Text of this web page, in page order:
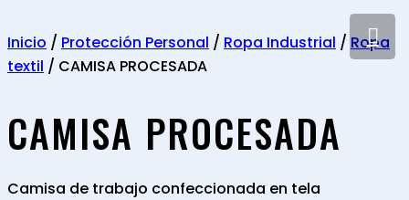
Inicio / Protección Personal / Ropa Industrial / Ropa
textil / CAMISA PROCESADA
CAMISA PROCESADA
Camisa de trabajo confeccionada en tela